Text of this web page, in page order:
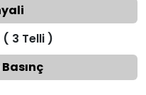
( 3 Telli )